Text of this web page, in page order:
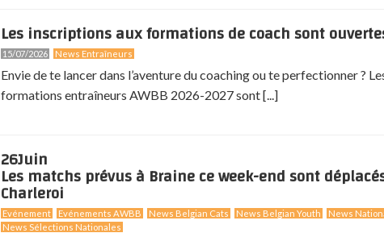
Les inscriptions aux formations de coach sont
15/07/2026 News Entraîneurs
Envie de te lancer dans l’aventure du coaching ou te perfectionner ?
formations entraîneurs AWBB 2026-2027 sont [...]
26Juin
Les matchs prévus à Braine ce week-end sont
Charleroi
Evénement Evénements AWBB News Belgian Cats News Belgian Youth
News
News Sélections Nationales